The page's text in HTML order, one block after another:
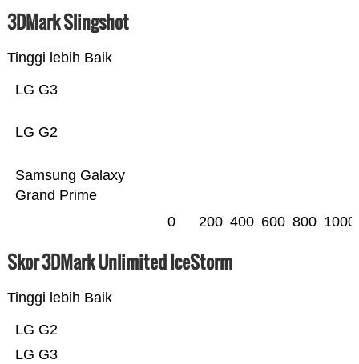
3DMark Slingshot
Tinggi lebih Baik
Samsung Galaxy
Grand Prime
LG G2
LG G3
0 200 400 600 800 1000
Skor 3DMark Unlimited IceStorm
Tinggi lebih Baik
LG G3
LG G2